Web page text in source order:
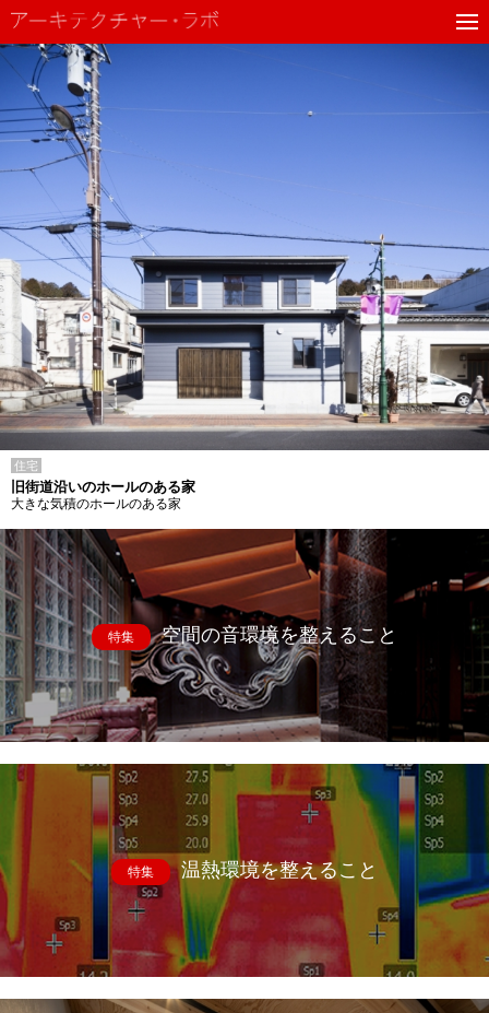
住宅
旧街道沿いのホールのある家
大きな気積のホールのある家
特集 空間の音環境を整えること
特集 温熱環境を整えること